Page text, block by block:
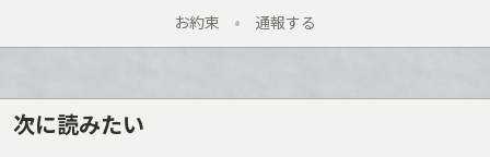
お約束 • 通報する
次に読みたい